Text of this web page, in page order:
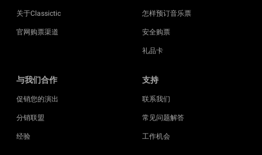
关于Classictic
官网购票渠道
怎样预订音乐票
安全购票
礼品卡
与我们合作
促销您的演出
分销联盟
经验
支持
联系我们
常见问题解答
工作机会